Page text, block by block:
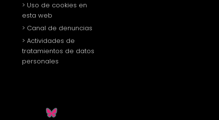
> Uso de cookies en
esta web
> Canal de denuncias
> Actividades de
tratamientos de datos
personales